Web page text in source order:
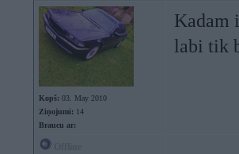
Kopš: 03. May 2010
Ziņojumi: 14
Braucu ar:
Kadam
labi tik